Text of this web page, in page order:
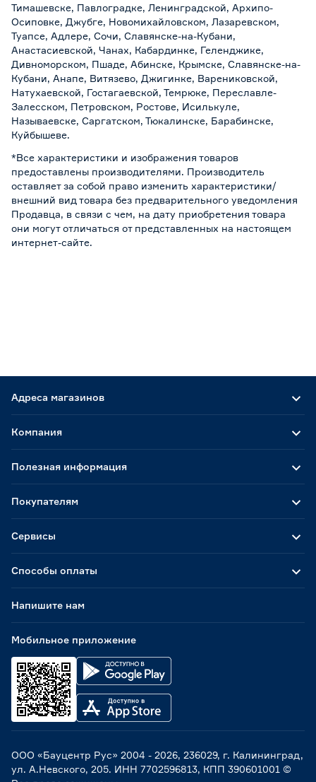
Тимашевске, Павлоградке, Ленинградской, Архипо-
Осиповке, Джубге, Новомихайловском, Лазаревском,
Туапсе, Адлере, Сочи, Славянске-на-Кубани,
Анастасиевской, Чанах, Кабардинке, Геленджике,
Дивноморском, Пшаде, Абинске, Крымске, Славянске-на-
Кубани, Анапе, Витязево, Джигинке, Варениковской,
Натухаевской, Гостагаевской, Темрюке, Переславле-
Залесском, Петровском, Ростове, Исилькуле,
Называевске, Саргатском, Тюкалинске, Барабинске,
Куйбышеве.
*Все характеристики и изображения товаров
предоставлены производителями. Производитель
оставляет за собой право изменить характеристики/
внешний вид товара без предварительного уведомления
Продавца, в связи с чем, на дату приобретения товара
они могут отличаться от представленных на настоящем
интернет-сайте.
Адреса магазинов
Способы оплаты
Мобильное приложение
Компания
Полезная информация
Покупателям
Сервисы
Напишите нам
ООО «Бауцентр Рус» 2004 - 2026, 236029, г. Калининград,
ул. А.Невского, 205. ИНН 7702596813, КПП 390601001 ©